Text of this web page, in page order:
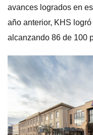
avances logrados en
año anterior, KHS
alcanzando 86 de 100